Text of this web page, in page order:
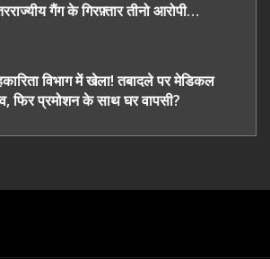
गैंग के गिरफ़्तार तीनो आरोपी
विभाग में खेला! तबादले पर मेडिकल
फिर प्रमोशन के साथ घर वापसी?